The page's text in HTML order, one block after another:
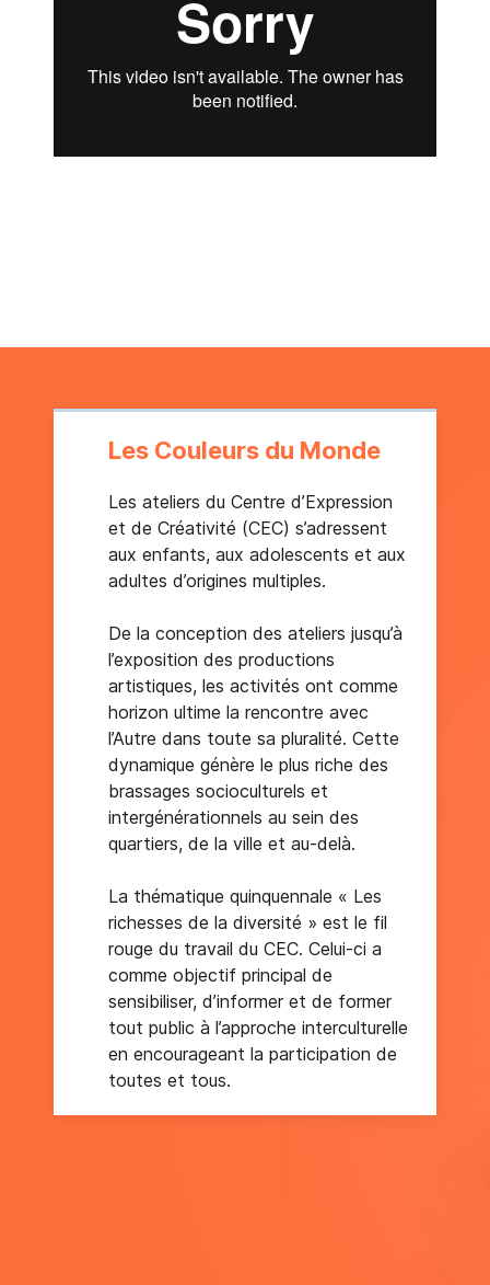
Les Couleurs du Monde
Les ateliers du Centre d’Expression
et de Créativité (CEC) s’adressent
aux enfants, aux adolescents et aux
adultes d’origines multiples.
De la conception des ateliers jusqu’à
l’exposition des productions
artistiques, les activités ont comme
horizon ultime la rencontre avec
l’Autre dans toute sa pluralité. Cette
dynamique génère le plus riche des
brassages socioculturels et
intergénérationnels au sein des
quartiers, de la ville et au-delà.
La thématique quinquennale « Les
richesses de la diversité » est le fil
rouge du travail du CEC. Celui-ci a
comme objectif principal de
sensibiliser, d’informer et de former
tout public à l’approche interculturelle
en encourageant la participation de
toutes et tous.